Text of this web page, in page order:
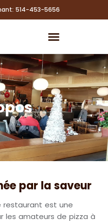
514-453-5656
par la saveur
restaurant est une
les amateurs de pizza à